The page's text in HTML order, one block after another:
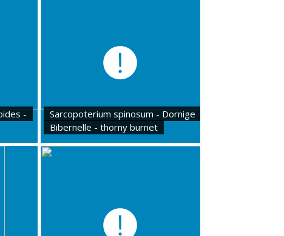
-
Sarcopoterium spinosum - Dornige
Bibernelle - thorny burnet